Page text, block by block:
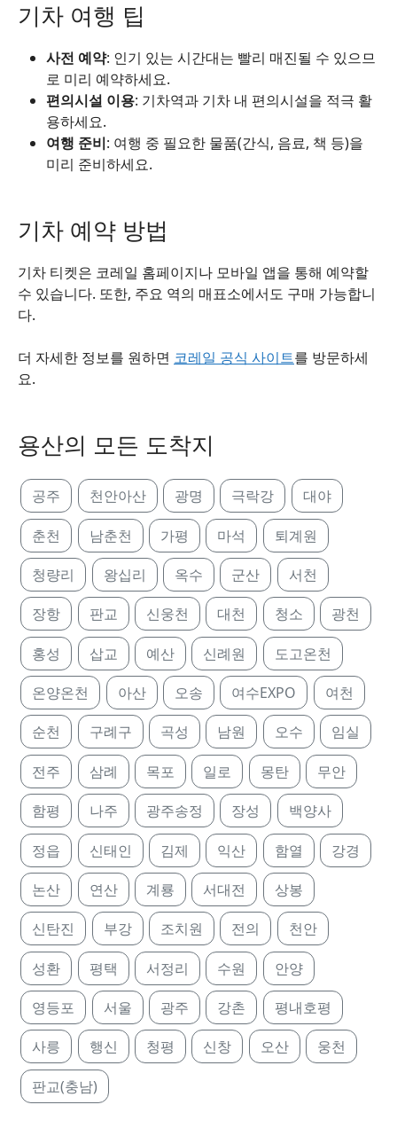
기차 여행 팁
사전 예약: 인기 있는 시간대는 빨리 매진될 수 있으므
로 미리 예약하세요.
편의시설 이용: 기차역과 기차 내 편의시설을 적극 활
용하세요.
여행 준비: 여행 중 필요한 물품(간식, 음료, 책 등)을
미리 준비하세요.
기차 예약 방법
기차 티켓은 코레일 홈페이지나 모바일 앱을 통해 예약할
수 있습니다. 또한, 주요 역의 매표소에서도 구매 가능합니
다.
더 자세한 정보를 원하면 코레일 공식 사이트를 방문하세
요.
용산의 모든 도착지
공주 천안아산 광명 극락강 대야
춘천 남춘천 가평 마석 퇴계원
청량리 왕십리 옥수 군산 서천
장항 판교 신웅천 대천 청소 광천
홍성 삽교 예산 신례원 도고온천
온양온천 아산 오송 여수EXPO 여천
순천 구례구 곡성 남원 오수 임실
전주 삼례 목포 일로 몽탄 무안
함평 나주 광주송정 장성 백양사
정읍 신태인 김제 익산 함열 강경
논산 연산 계룡 서대전 상봉
신탄진 부강 조치원 전의 천안
성환 평택 서정리 수원 안양
영등포 서울 광주 강촌 평내호평
사릉 행신 청평 신창 오산 웅천
판교(충남)